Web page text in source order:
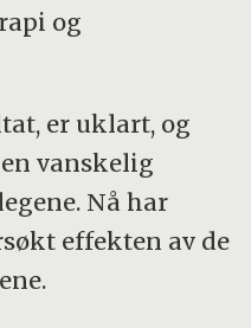
og
er uklart, og
vanskelig
Nå har
effekten av de